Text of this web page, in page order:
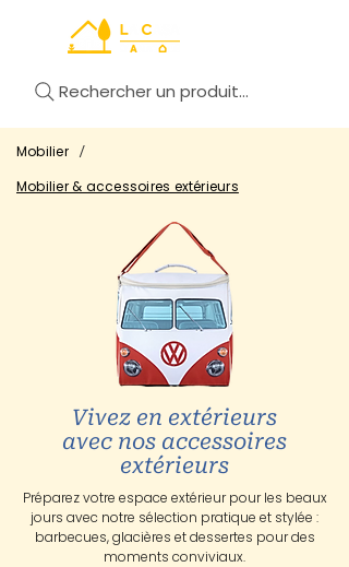
Rechercher un produit...
Mobilier /
Mobilier & accessoires extérieurs
Vivez en extérieurs
avec nos accessoires
extérieurs
Préparez votre espace extérieur pour les beaux
jours avec notre sélection pratique et stylée :
barbecues, glacières et dessertes pour des
moments conviviaux.